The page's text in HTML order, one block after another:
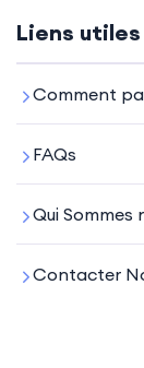
Liens utiles
Comment
FAQs
Qui Sommes
Contacter